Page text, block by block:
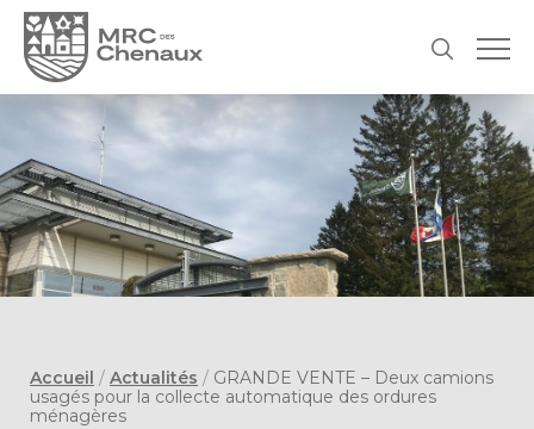
Accueil / Actualités / GRANDE VENTE – Deux camions
usagés pour la collecte automatique des ordures
ménagères